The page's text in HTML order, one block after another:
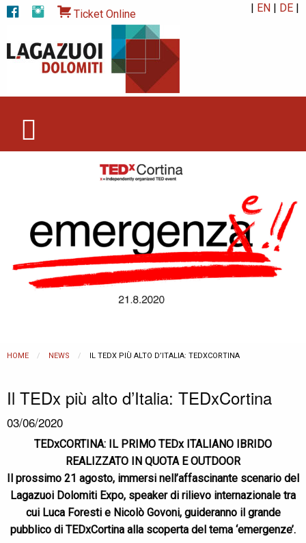
Ticket Online | EN| DE|
HOME NEWS CURRENT:
IL TEDX PIÙ ALTO D’ITALIA: TEDXCORTINA
Il TEDx più alto d’Italia: TEDxCortina
03/06/2020
TEDxCORTINA: IL PRIMO TEDx ITALIANO IBRIDO
REALIZZATO IN QUOTA E OUTDOOR
Il prossimo 21 agosto, immersi nell’affascinante scenario del
Lagazuoi Dolomiti Expo, speaker di rilievo internazionale tra
cui Luca Foresti e Nicolò Govoni, guideranno il grande
pubblico di TEDxCortina alla scoperta del tema ‘emergenze’.